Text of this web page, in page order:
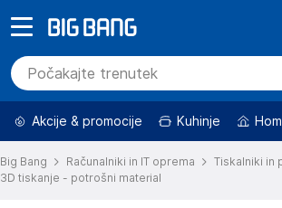
Akcije & promocije Kuhinje
Big Bang Računalniki in IT oprema
Tiskalniki in
3D tiskanje - potrošni material